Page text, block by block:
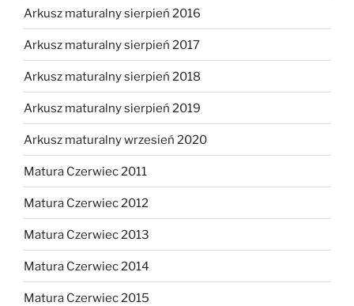
Arkusz maturalny sierpień 2016
Arkusz maturalny sierpień 2017
Arkusz maturalny sierpień 2018
Arkusz maturalny sierpień 2019
Arkusz maturalny wrzesień 2020
Matura Czerwiec 2011
Matura Czerwiec 2012
Matura Czerwiec 2013
Matura Czerwiec 2014
Matura Czerwiec 2015